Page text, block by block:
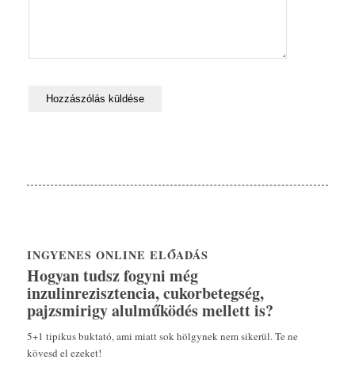
INGYENES ONLINE ELŐADÁS
Hogyan tudsz fogyni még
inzulinrezisztencia, cukorbetegség,
pajzsmirigy alulműködés mellett is?
5+1 tipikus buktató, ami miatt sok hölgynek nem sikerül. Te ne
kövesd el ezeket!